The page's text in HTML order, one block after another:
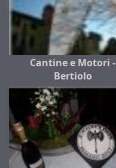
Cantine e Motori -
Bertiolo